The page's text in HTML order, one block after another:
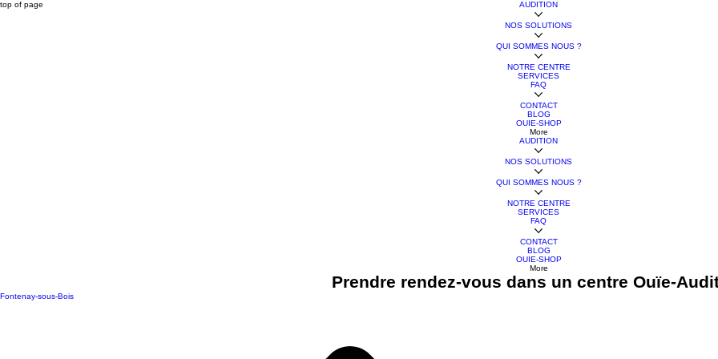
top of page AUDITION
NOS SOLUTIONS
QUI SOMMES NOUS ?
NOTRE CENTRE
SERVICES
FAQ
CONTACT
BLOG
OUIE-SHOP
More
AUDITION
NOS SOLUTIONS
QUI SOMMES NOUS ?
NOTRE CENTRE
SERVICES
FAQ
CONTACT
BLOG
OUIE-SHOP
More
Prendre rendez-vous dans un centre Ouïe-
Fontenay-sous-Bois